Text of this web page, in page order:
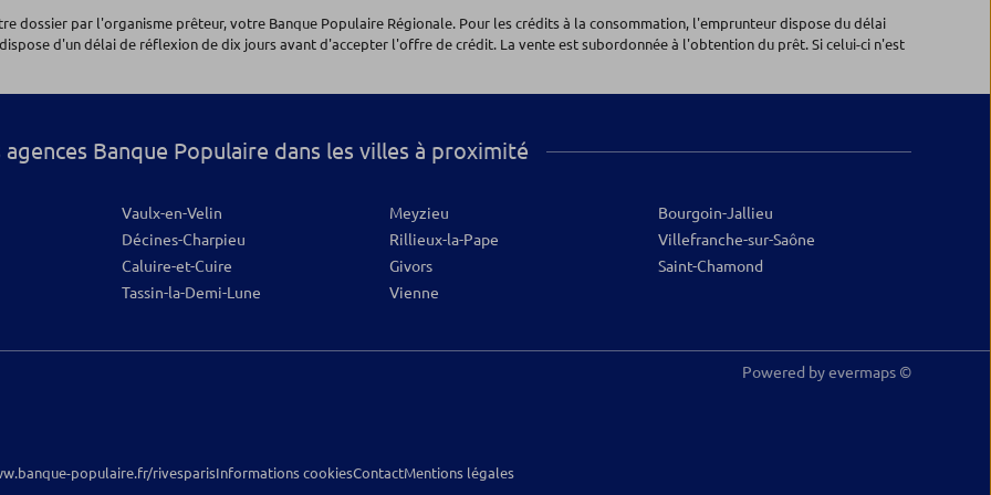
dossier par l'organisme prêteur, votre Banque Populaire Régionale. Pour les crédits à la consommation, l'emprunteur dispose du délai
d'un délai de réflexion de dix jours avant d'accepter l'offre de crédit. La vente est subordonnée à l'obtention du prêt. Si celui-ci n'est
agences Banque Populaire dans les villes à proximité
Vaulx-en-Velin
Décines-Charpieu
Caluire-et-Cuire
Tassin-la-Demi-Lune
Meyzieu
Rillieux-la-Pape
Givors
Vienne
Bourgoin-Jallieu
Villefranche-sur-Saône
Saint-Chamond
Powered byevermaps ©
populaire.fr/rivesparisInformations cookiesContactMentions légales